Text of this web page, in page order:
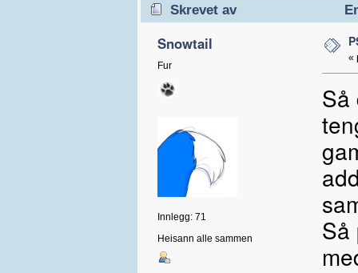
Skrevet av
Snowtail
Fur
Innlegg: 71
Heisann alle sammen
«
Så
Så